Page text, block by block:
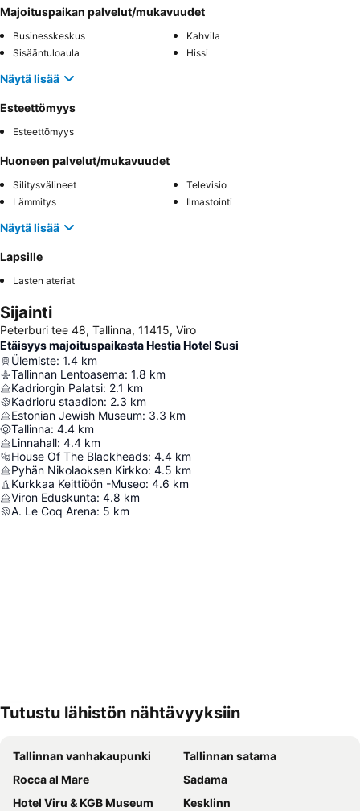
Majoituspaikan palvelut/mukavuudet
Businesskeskus
Kahvila
Sisääntuloaula
Hissi
Näytä lisää
Esteettömyys
Esteettömyys
Huoneen palvelut/mukavuudet
Silitysvälineet
Televisio
Lämmitys
Ilmastointi
Näytä lisää
Lapsille
Lasten ateriat
Sijainti
Peterburi tee 48, Tallinna, 11415, Viro
Etäisyys majoituspaikasta Hestia Hotel Susi
Ülemiste: 1.4 km
Tallinnan Lentoasema: 1.8 km
Kadriorgin Palatsi: 2.1 km
Kadrioru staadion: 2.3 km
Estonian Jewish Museum: 3.3 km
Tallinna: 4.4 km
Linnahall: 4.4 km
House Of The Blackheads: 4.4 km
Pyhän Nikolaoksen Kirkko: 4.5 km
Kurkkaa Keittiöön -Museo: 4.6 km
Viron Eduskunta: 4.8 km
A. Le Coq Arena: 5 km
Tutustu lähistön nähtävyyksiin
Tallinnan vanhakaupunki
Tallinnan satama
Rocca al Mare
Sadama
Hotel Viru & KGB Museum
Kesklinn